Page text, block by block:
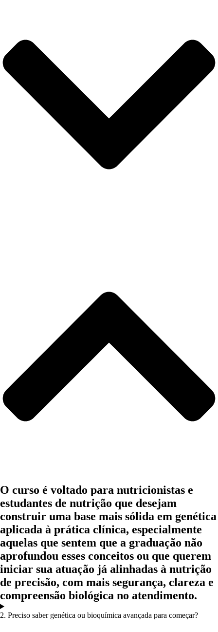
O curso é voltado para nutricionistas e
estudantes de nutrição que desejam
construir uma base mais sólida em genética
aplicada à prática clínica, especialmente
aquelas que sentem que a graduação não
aprofundou esses conceitos ou que querem
iniciar sua atuação já alinhadas à nutrição
de precisão, com mais segurança, clareza e
compreensão biológica no atendimento.
2. Preciso saber genética ou bioquímica avançada para começar?